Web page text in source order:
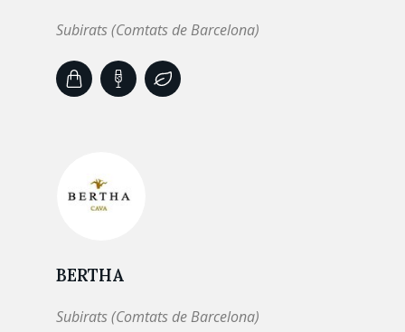
Subirats (Comtats de Barcelona)
BERTHA
Subirats (Comtats de Barcelona)